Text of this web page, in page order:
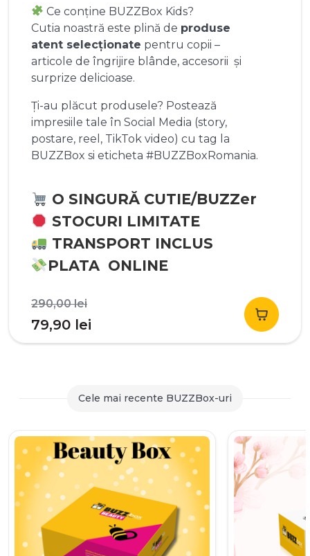
Ce conține BUZZBox Kids?
Cutia noastră este plină de produse
atent selecționate pentru copii –
articole de îngrijire blânde, accesorii și
surprize delicioase.
Ți-au plăcut produsele? Postează
impresiile tale în Social Media (story,
postare, reel, TikTok video) cu tag la
BUZZBox si eticheta #BUZZBoxRomania.
O SINGURĂ CUTIE/BUZZer
STOCURI LIMITATE
TRANSPORT INCLUS
PLATA ONLINE
290,00leiPrețul
inițial
a
290,00 lei.
79,90 lei
curent
79,90 lei.
Cele mai recente BUZZBox-uri